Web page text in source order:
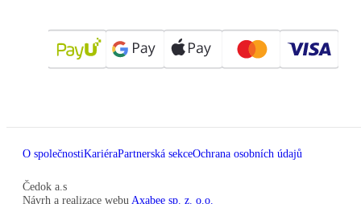
O společnostiKariéraPartnerská sekceOchrana osobních údajů
Čedok a.s
Návrh a realizace webu Axabee sp. z. o.o.